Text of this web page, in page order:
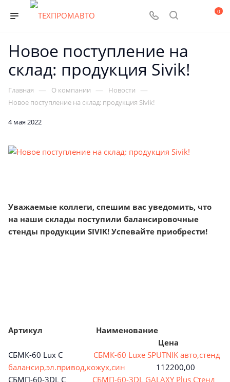
0
Новое поступление на
склад: продукция Sivik!
Главная — О компании — Новости —
Новое поступление на склад: продукция Sivik!
4 мая 2022
Уважаемые коллеги, спешим вас уведомить, что
на наши склады поступили балансировочные
стенды продукции SIVIK! Успевайте приобрести!
Артикул Наименование
Цена
СБМК-60 Lux C СБМК-60 Luxe SPUTNIK авто,стенд
балансир,эл.привод,кожух,син 112200,00
СБМП-60-3DL С СБМП-60-3DL GALAXY Plus Стенд